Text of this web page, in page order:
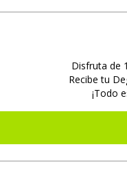
Disfruta de
Recibe tu
¡Todo